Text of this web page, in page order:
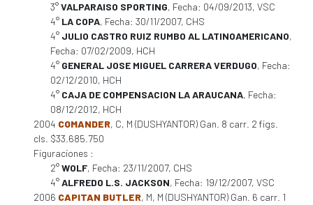
3°VALPARAISO SPORTING, Fecha: 04/09/2013, VSC
4° LA COPA, Fecha: 30/11/2007, CHS
4° JULIO CASTRO RUIZ RUMBO AL LATINOAMERICANO,
Fecha: 07/02/2009, HCH
4° GENERAL JOSE MIGUEL CARRERA VERDUGO, Fecha:
02/12/2010, HCH
4° CAJA DE COMPENSACION LA ARAUCANA, Fecha:
08/12/2012, HCH
2004 COMANDER, C, M (DUSHYANTOR) Gan. 8 carr. 2 figs.
cls. $33.685.750
Figuraciones :
2°WOLF, Fecha: 23/11/2007, CHS
4°ALFREDO L.S. JACKSON, Fecha: 19/12/2007, VSC
2006 CAPITAN BUTLER, M, M (DUSHYANTOR) Gan. 6 carr. 1